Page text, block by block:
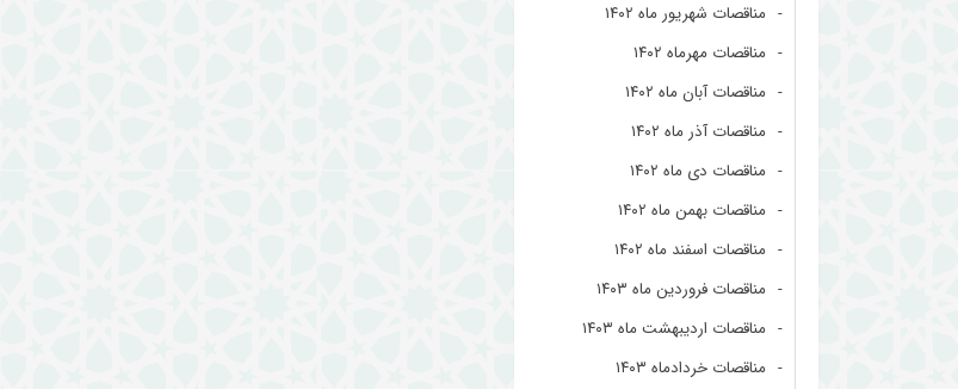
مناقصات شهریور ماه ۱۴۰۲
مناقصات مهرماه ۱۴۰۲
مناقصات آبان ماه ۱۴۰۲
مناقصات آذر ماه ۱۴۰۲
مناقصات دی ماه ۱۴۰۲
مناقصات بهمن ماه ۱۴۰۲
مناقصات اسفند ماه ۱۴۰۲
مناقصات فروردین ماه ۱۴۰۳
مناقصات اردیبهشت ماه ۱۴۰۳
مناقصات خردادماه ۱۴۰۳